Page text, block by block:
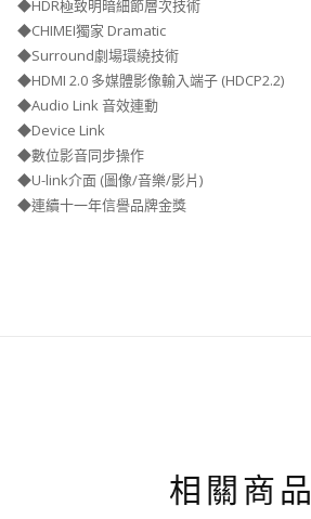
◆HDR極致明暗細節層次技術
◆CHIMEI獨家 Dramatic
◆Surround劇場環繞技術
◆HDMI 2.0 多媒體影像輸入端子 (HDCP2.2)
◆Audio Link 音效連動
◆Device Link
◆數位影音同步操作
◆U-link介面 (圖像/音樂/影片)
◆連續十一年信譽品牌金獎
相關商品